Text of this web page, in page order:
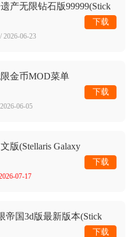
产无限钻石版99999(Stick
2026-06-23
下载
金币MOD菜单
06-05
下载
版(Stellaris Galaxy
07-17
下载
帝国3d版最新版本(Stick
下载